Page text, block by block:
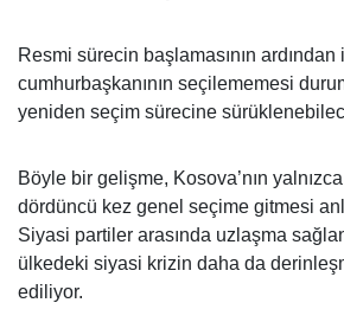
Resmi sürecin başlamasının
cumhurbaşkanının seçilememesi
yeniden seçim sürecine
Böyle bir gelişme, Kosova’nın
dördüncü kez genel seçime gitmesi
Siyasi partiler arasında uzlaşma
ülkedeki siyasi krizin daha da
ediliyor.